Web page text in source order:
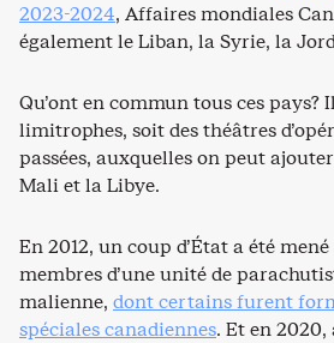
2023-2024, Affaires mondiales
également le Liban, la Syrie, la
Qu’ont en commun tous ces pays?
limitrophes, soit des théâtres
passées, auxquelles on peut
Mali et la Libye.
En 2012, un coup d’État a été
membres d’une unité de
malienne, dont certains furent
spéciales canadiennes. Et en